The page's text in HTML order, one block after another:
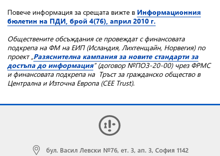
Повече информация за срещата вижте в Информационния
бюлетин на ПДИ, брой 4(76), април 2010 г.
Обществените обсъждания се провеждат с финансовата
подкрепа на ФМ на ЕИП (Исландия, Лихтенщайн, Норвегия) по
проект „Разяснителна кампания за новите стандарти за
достъпа до информация” (договор №ПОЗ-20-00) чрез ФРМС
и финансовата подкрепа на Тръст за гражданско общество в
Централна и Източна Европа (CEE Trust).
бул. Васил Левски №76, ет. 3, ап. 3, София 1142